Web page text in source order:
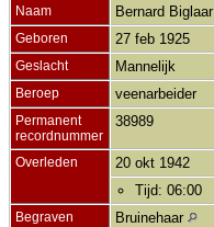
Naam Bernard Biglaar
Geboren 27 feb 1925
Geslacht Mannelijk
Beroep veenarbeider
Permanent
recordnummer
38989
Overleden 20 okt 1942
Tijd: 06:00
Begraven Bruinehaar